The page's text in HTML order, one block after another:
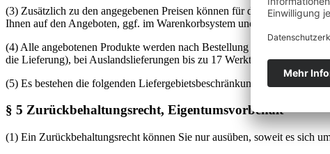
(3) Zusätzlich zu den angegebenen Preisen können für die Lieferung
Ihnen auf den Angeboten, ggf. im Warenkorbsystem und auf der
(4) Alle angebotenen Produkte werden nach Bestellung individuell
die Lieferung), bei Auslandslieferungen bis zu 17 Werktagen (bis zu 10
(5) Es bestehen die folgenden Liefergebietsbeschränkungen: Die
§ 5 Zurückbehaltungsrecht, Eigentumsvorbehalt
(1) Ein Zurückbehaltungsrecht können Sie nur ausüben, soweit es sich